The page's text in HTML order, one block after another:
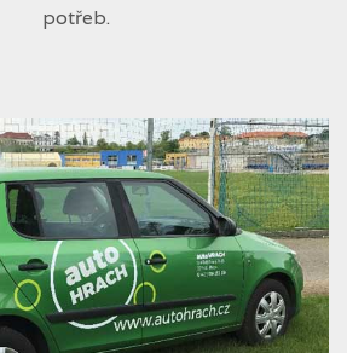
potřeb.